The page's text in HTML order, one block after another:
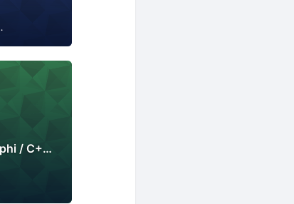
ECテクノロジー
名古屋・RAD Studio(Delphi / C++Builder)勉強会